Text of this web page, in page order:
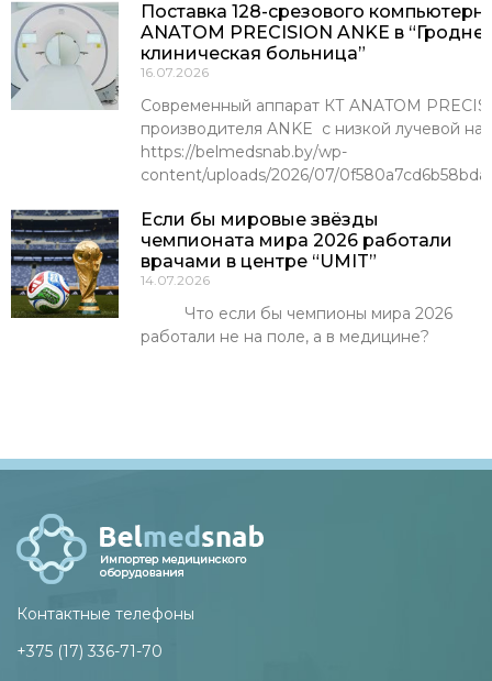
Поставка 128-срезового
ANATOM PRECISION ANKE в
клиническая больница”
16.07.2026
Современный аппарат КТ ANATOM
производителя ANKE с низкой лучевой
https://belmedsnab.by/wp-
content/uploads/2026/07/
Если бы мировые звёзды
чемпионата мира 2026 работали
врачами в центре “UMIT”
14.07.2026
Что если бы чемпионы мира 2026
работали не на поле, а в медицине?
Контактные телефоны
+375 (17) 336-71-70